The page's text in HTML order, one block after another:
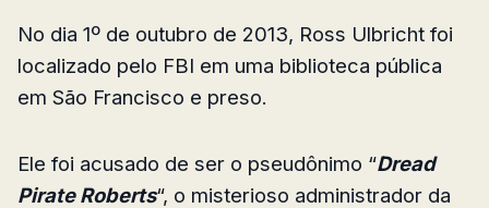
No dia 1º de outubro de 2013, Ross Ulbricht foi
localizado pelo FBI em uma biblioteca pública
em São Francisco e preso.
Ele foi acusado de ser o pseudônimo “Dread
Pirate Roberts“, o misterioso administrador da